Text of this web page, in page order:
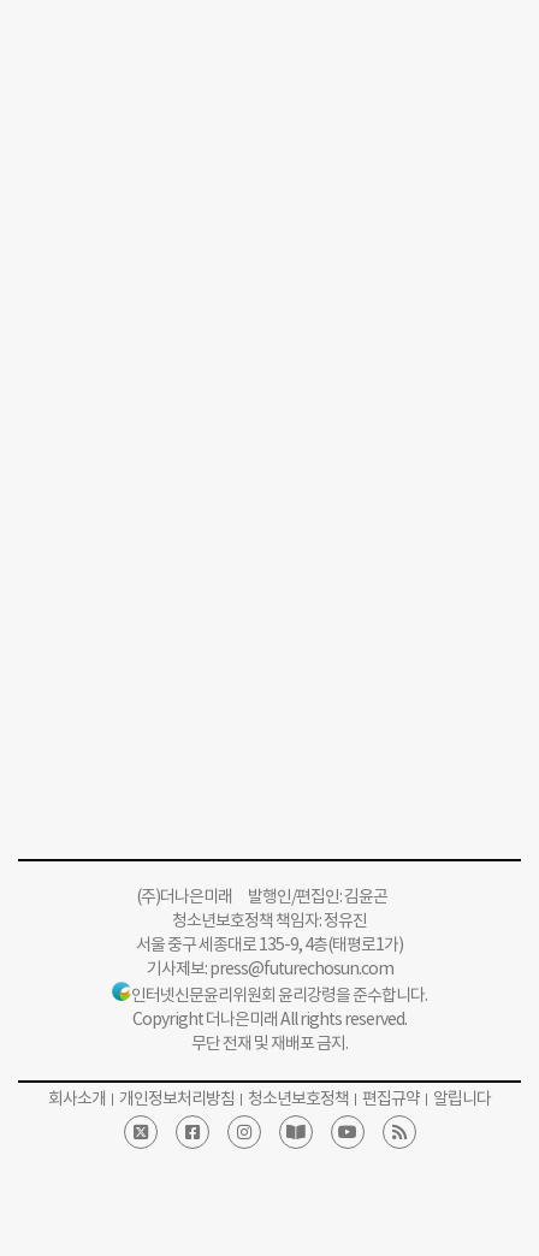
(주)더나은미래 발행인/편집인: 김윤곤
청소년보호정책 책임자: 정유진
서울 중구 세종대로 135-9, 4층(태평로1가)
기사제보:press@futurechosun.com
인터넷신문윤리위원회 윤리강령을 준수합니다.
Copyright 더나은미래 All rights reserved.
무단 전재 및 재배포 금지.
회사소개 개인정보처리방침 청소년보호정책 편집규약 알립니다